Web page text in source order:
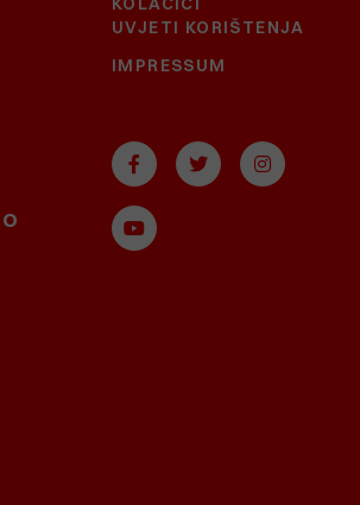
UVJETI KORIŠTENJA
IMPRESSUM